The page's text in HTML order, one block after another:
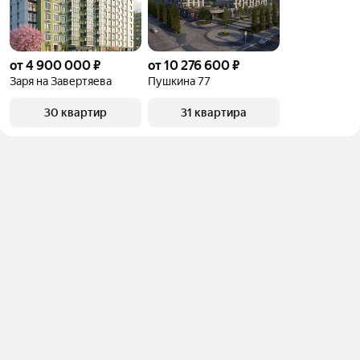
от 4 900 000 ₽
Заря на Завертяева
30 квартир
от 10 276 600 ₽
Пушкина 77
31 квартира